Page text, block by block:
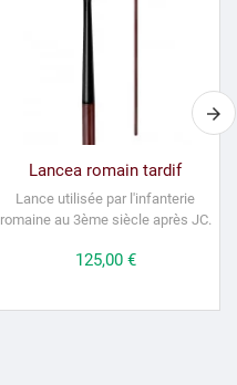
Lancea romain tardif
Lance utilisée par l'infanterie
romaine au 3ème siècle après JC.
Prix
125,00 €